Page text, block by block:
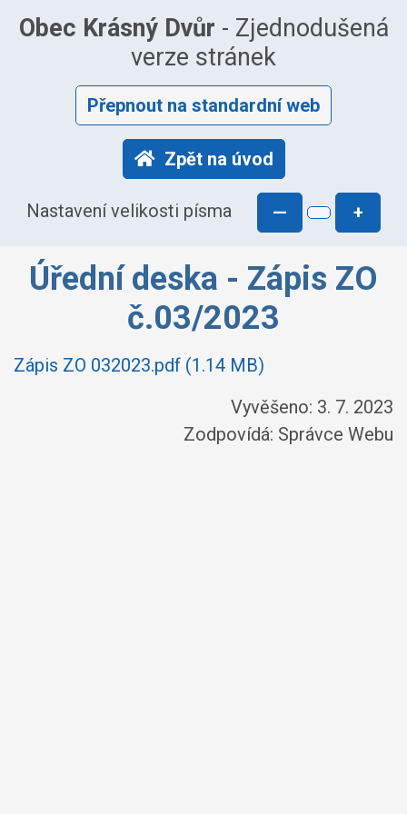
Obec Krásný Dvůr - Zjednodušená
verze stránek
Přepnout na standardní web
Zpět na úvod
Nastavení velikosti písma — +
Úřední deska - Zápis ZO
č.03/2023
Zápis ZO 032023.pdf (1.14 MB)
Vyvěšeno: 3. 7. 2023
Zodpovídá: Správce Webu